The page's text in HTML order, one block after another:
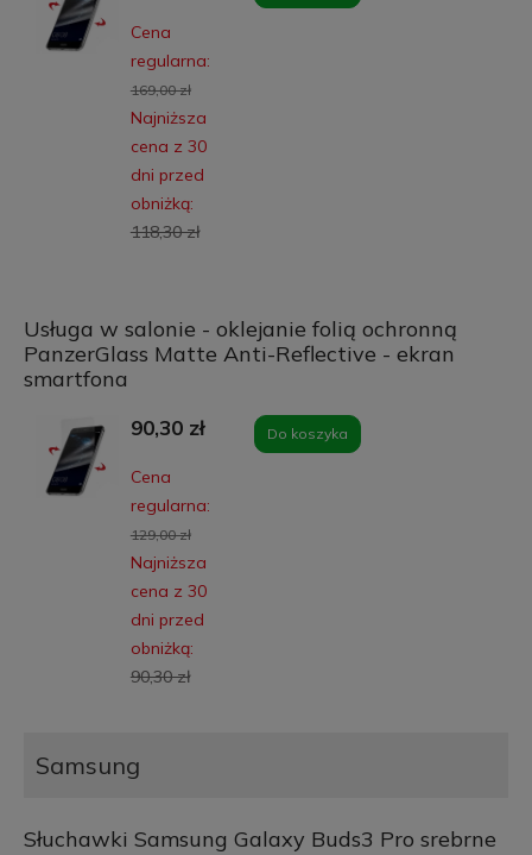
Cena
regularna:
169,00 zł
Najniższa
cena z 30
dni przed
obniżką:
118,30 zł
Usługa w salonie - oklejanie folią ochronną
PanzerGlass Matte Anti-Reflective - ekran
smartfona
90,30 zł
Cena
regularna:
129,00 zł
Najniższa
cena z 30
dni przed
obniżką:
90,30 zł
Do koszyka
Samsung
Słuchawki Samsung Galaxy Buds3 Pro srebrne